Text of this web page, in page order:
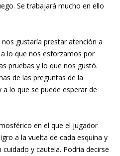
Se trabajará mucho en ello
gustaría prestar atención a
lo que nos esforzamos por
pruebas y lo que nos gustó.
de las preguntas de la
lo que se puede esperar de
en el que el jugador
a la vuelta de cada esquina y
y cautela. Podría decirse